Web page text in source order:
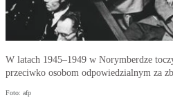
W latach 1945–1949 w Norymberdze
przeciwko osobom odpowiedzialnym za
Foto: afp